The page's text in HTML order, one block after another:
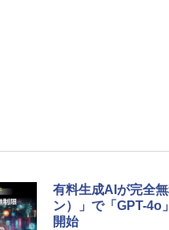
有料生成AIが完全
ン）」で「GPT-
開始